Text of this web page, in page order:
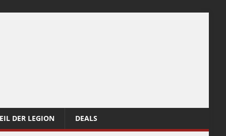
DER LEGION DEALS